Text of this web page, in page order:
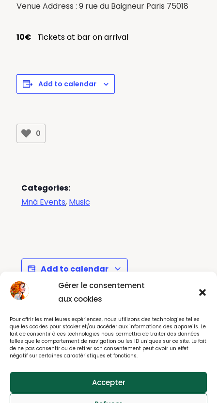
Gérer le consentement
aux cookies
Pour offrir les meilleures expériences, nous utilisons des technologies telles
que les cookies pour stocker et/ou accéder aux informations des appareils. Le
fait de consentir à ces technologies nous permettra de traiter des données
telles que le comportement de navigation ou les ID uniques sur ce site. Le fait
de ne pas consentir ou de retirer son consentement peut avoir un effet
négatif sur certaines caractéristiques et fonctions.
Accepter
Venue Address : 9 rue du Baigneur Paris 75018
10€ Tickets at bar on arrival
Add to calendar
0
Categories:
Mná Events, Music
Add to calendar
Massage &
Wellbeing Day with
Helen
Paint this summer at
Delacroix Museum
© All rights reserved 2025